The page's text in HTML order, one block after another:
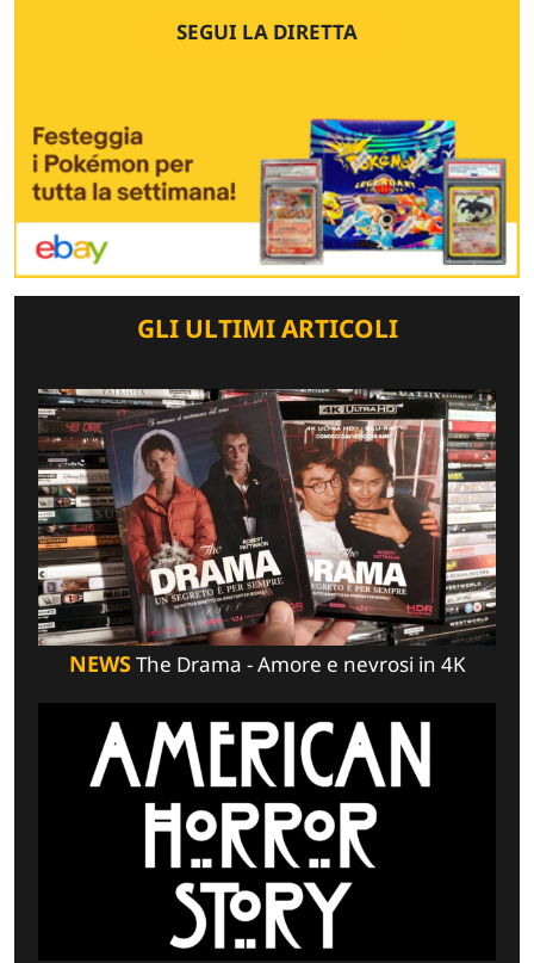
SEGUI LA DIRETTA
GLI ULTIMI ARTICOLI
NEWSThe Drama - Amore e nevrosi in 4K